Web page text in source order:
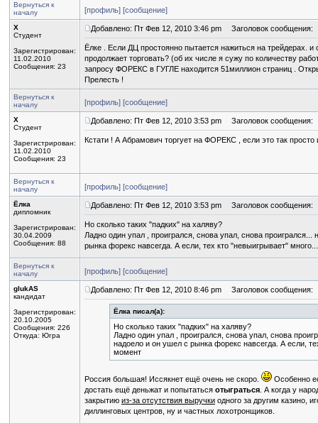
Вернуться к
началу
[профиль] [сообщение]
X
Студент
Зарегистрирован:
11.02.2010
Сообщения: 23
Добавлено: Пт Фев 12, 2010 3:46 pm Заголовок сообщения:
Ёлке . Если ДЦ простоянно пытается нажиться на трейдерах.
продолжает торговать? (об их числе я сужу по количеству
запросу ФОРЕКС в ГУГЛЕ находится 51миллион страниц .
Прелесть !
Вернуться к
началу
[профиль] [сообщение]
X
Студент
Зарегистрирован:
11.02.2010
Сообщения: 23
Добавлено: Пт Фев 12, 2010 3:53 pm Заголовок сообщения:
Кстати ! А Абрамович торгует на ФОРЕКС , если это так
Вернуться к
началу
[профиль] [сообщение]
Ёлка
дипломник
Зарегистрирован:
30.04.2009
Сообщения: 88
Добавлено: Пт Фев 12, 2010 3:53 pm Заголовок сообщения:
Но сколько таких "падких" на халяву?
Ладно один упал , проигрался, снова упал, снова
рынка форекс навсегда. А если, тех кто "невыигрывает"
Вернуться к
началу
[профиль] [сообщение]
glukAS
кандидат
Зарегистрирован:
20.10.2005
Сообщения: 226
Откуда: Югра
Добавлено: Пт Фев 12, 2010 8:46 pm Заголовок сообщения:
Ёлка писал(а):
Но сколько таких "падких" на халяву?
Ладно один упал , проигрался, снова упал, снова
надоело и он ушел с рынка форекс навсегда. А если,
момент
Россия большая! Иссякнет ещё очень не скоро.
Особенно
достать ещё деньжат и попытаться отыграться . А когда у
закрытию из-за отсутствия выручки одного за другим казино,
диллинговых центров, ну и частных лохотронщиков.